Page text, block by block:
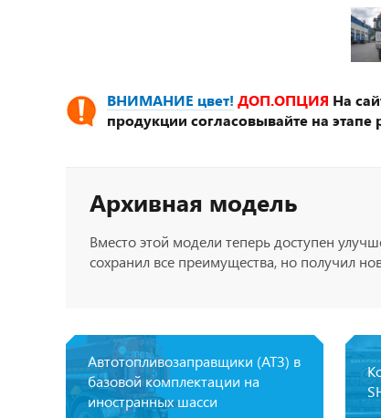
ВНИМАНИЕ цвет! ДОП.ОПЦИЯ На
продукции согласовывайте на
Архивная модель
Вместо этой модели теперь доступен
сохранил все преимущества, но получил
Автотопливозаправщики (АТЗ) в
базовой комплектации на
иностранных шасси